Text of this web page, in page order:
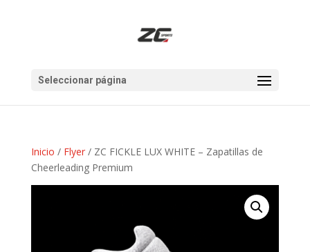
Seleccionar página
Inicio / Flyer/ ZC FICKLE LUX WHITE – Zapatillas de
Cheerleading Premium